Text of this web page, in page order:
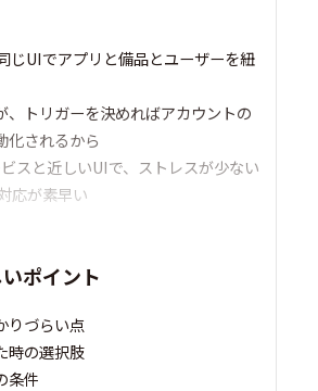
じUIでアプリと備品とユーザーを紐
、トリガーを決めればアカウントの
化されるから
スと近しいUIで、ストレスが少ない
応が素早い
ポイント
りづらい点
時の選択肢
条件